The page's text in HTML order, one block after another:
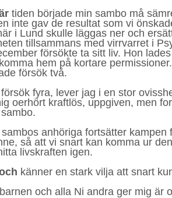
tiden började min sambo må
inte gav de resultat som vi
i Lund skulle läggas ner och
tillsammans med virrvarret i
försökte ta sitt liv. Hon
hem på kortare
försök två.
fyra, lever jag i en stor
oerhört kraftlös, uppgiven, men
sambos anhöriga fortsätter kampen
så att vi snart kan komma ur
livskraften igen.
känner en stark vilja att snart
och alla Ni andra ger mig är